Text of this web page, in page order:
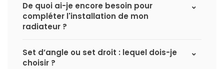
De quoi ai-je encore besoin pour
compléter l'installation de mon
radiateur ?
Set d’angle ou set droit : lequel dois-je
choisir ?